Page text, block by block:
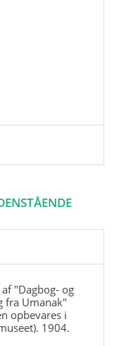
"Dagbog- og
fra Umanak"
opbevares i
1904.